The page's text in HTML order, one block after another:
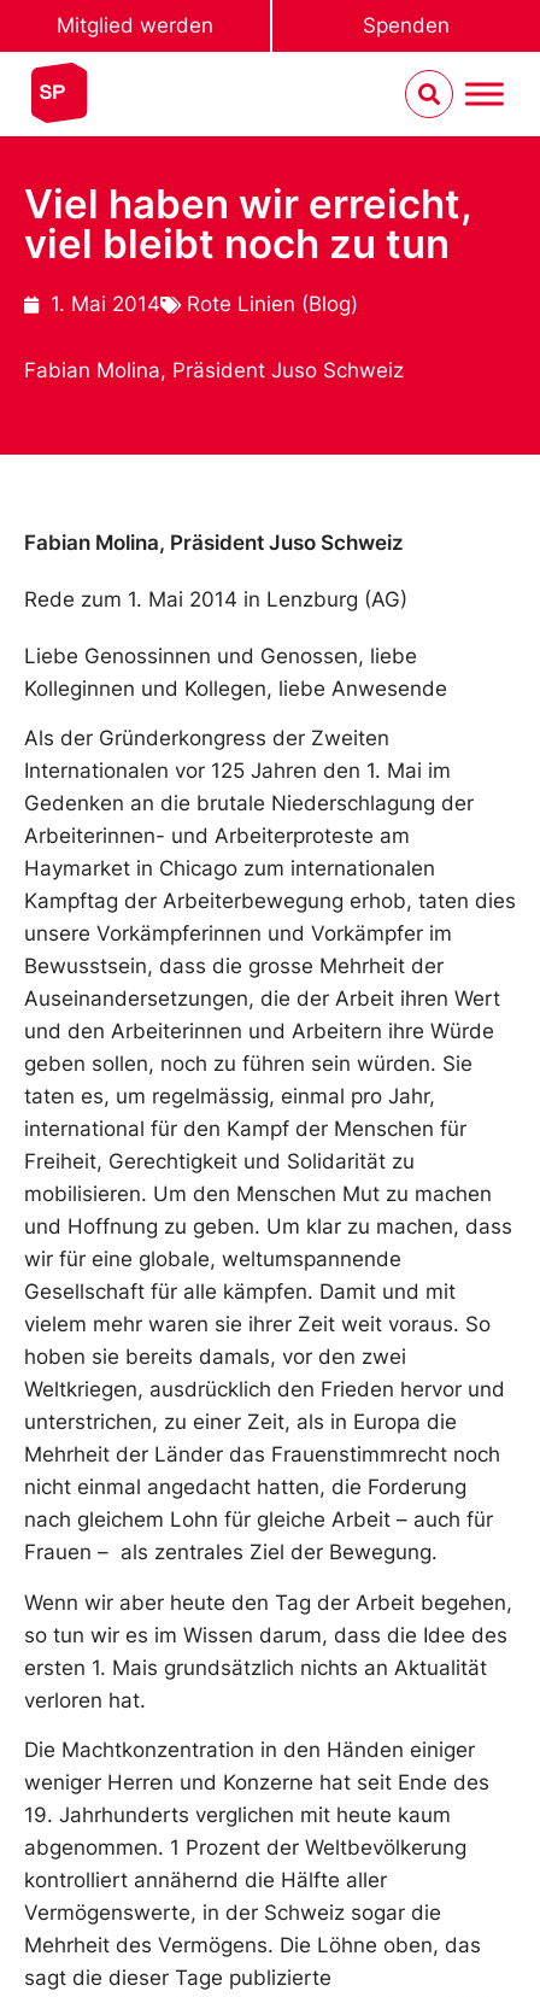
Mitglied werden Spenden
Viel haben wir erreicht,
viel bleibt noch zu tun
1. Mai 2014 Rote Linien (Blog)
Fabian Molina, Präsident Juso Schweiz
Fabian Molina, Präsident Juso Schweiz
Rede zum 1. Mai 2014 in Lenzburg (AG)
Liebe Genossinnen und Genossen, liebe
Kolleginnen und Kollegen, liebe Anwesende
Als der Gründerkongress der Zweiten
Internationalen vor 125 Jahren den 1. Mai im
Gedenken an die brutale Niederschlagung der
Arbeiterinnen- und Arbeiterproteste am
Haymarket in Chicago zum internationalen
Kampftag der Arbeiterbewegung erhob, taten dies
unsere Vorkämpferinnen und Vorkämpfer im
Bewusstsein, dass die grosse Mehrheit der
Auseinandersetzungen, die der Arbeit ihren Wert
und den Arbeiterinnen und Arbeitern ihre Würde
geben sollen, noch zu führen sein würden. Sie
taten es, um regelmässig, einmal pro Jahr,
international für den Kampf der Menschen für
Freiheit, Gerechtigkeit und Solidarität zu
mobilisieren. Um den Menschen Mut zu machen
und Hoffnung zu geben. Um klar zu machen, dass
wir für eine globale, weltumspannende
Gesellschaft für alle kämpfen. Damit und mit
vielem mehr waren sie ihrer Zeit weit voraus. So
hoben sie bereits damals, vor den zwei
Weltkriegen, ausdrücklich den Frieden hervor und
unterstrichen, zu einer Zeit, als in Europa die
Mehrheit der Länder das Frauenstimmrecht noch
nicht einmal angedacht hatten, die Forderung
nach gleichem Lohn für gleiche Arbeit – auch für
Frauen – als zentrales Ziel der Bewegung.
Wenn wir aber heute den Tag der Arbeit begehen,
so tun wir es im Wissen darum, dass die Idee des
ersten 1. Mais grundsätzlich nichts an Aktualität
verloren hat.
Die Machtkonzentration in den Händen einiger
weniger Herren und Konzerne hat seit Ende des
19. Jahrhunderts verglichen mit heute kaum
abgenommen. 1 Prozent der Weltbevölkerung
kontrolliert annähernd die Hälfte aller
Vermögenswerte, in der Schweiz sogar die
Mehrheit des Vermögens. Die Löhne oben, das
sagt die dieser Tage publizierte